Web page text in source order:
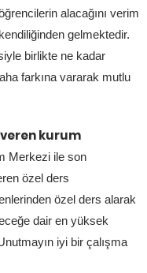
alacağını verim
gelmektedir.
birlikte ne kadar
farkına vararak mutlu
kurum
Merkezi ile son
özel ders
özel ders alarak
dair en yüksek
iyi bir çalışma